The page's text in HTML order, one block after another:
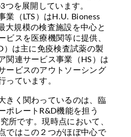
つを展開しています。
業（LTS）はH.U. Bioness
大規模の検査施設を中心と
ビスを医療機関等に提供、
）は主に免疫検査試薬の製
関連サービス事業（HS）は
ービスのアウトソーシング
っています。
きく関わっているのは、臨
ポレートR&D機能を担う
所です。現時点において、
ではこの２つがほぼ中心で